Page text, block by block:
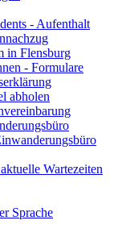
- Aufenthalt
in Flensburg
- Formulare
abholen
Wartezeiten
Sprache